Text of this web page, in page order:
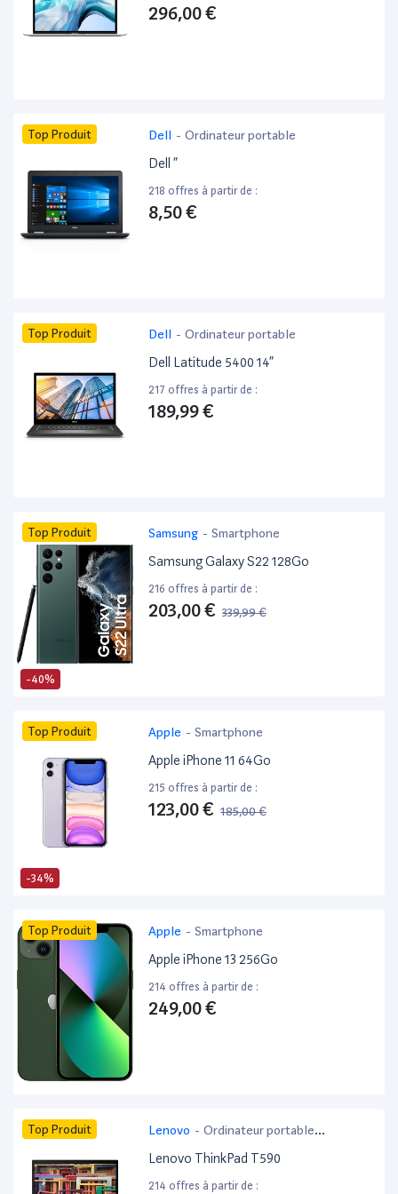
296,00 €
Top Produit Dell - Ordinateur portable
Dell ”
218 offres à partir de :
8,50 €
Top Produit Dell - Ordinateur portable
Dell Latitude 5400 14”
217 offres à partir de :
189,99 €
-40%
Top Produit Samsung - Smartphone
Samsung Galaxy S22 128Go
216 offres à partir de :
203,00 € 339,99 €
-34%
Top Produit Apple - Smartphone
Apple iPhone 11 64Go
215 offres à partir de :
123,00 € 185,00 €
Top Produit Apple - Smartphone
Apple iPhone 13 256Go
214 offres à partir de :
249,00 €
Top Produit Lenovo - Ordinateur portable
bureautique
Lenovo ThinkPad T590
214 offres à partir de :